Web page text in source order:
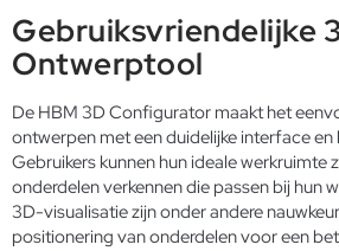
Gebruiksvriendelijke
Ontwerptool
De HBM 3D Configurator maakt het
ontwerpen met een duidelijke interface
Gebruikers kunnen hun ideale werkruimte
onderdelen verkennen die passen bij hun
3D-visualisatie zijn onder andere
positionering van onderdelen voor een